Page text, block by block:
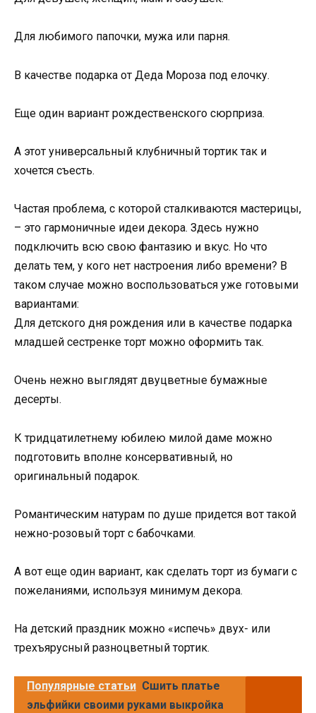
Для любимого папочки, мужа или парня.
В качестве подарка от Деда Мороза под елочку.
Еще один вариант рождественского сюрприза.
А этот универсальный клубничный тортик так и
хочется съесть.
Частая проблема, с которой сталкиваются мастерицы,
– это гармоничные идеи декора. Здесь нужно
подключить всю свою фантазию и вкус. Но что
делать тем, у кого нет настроения либо времени? В
таком случае можно воспользоваться уже готовыми
вариантами:
Для детского дня рождения или в качестве подарка
младшей сестренке торт можно оформить так.
Очень нежно выглядят двуцветные бумажные
десерты.
К тридцатилетнему юбилею милой даме можно
подготовить вполне консервативный, но
оригинальный подарок.
Романтическим натурам по душе придется вот такой
нежно-розовый торт с бабочками.
А вот еще один вариант, как сделать торт из бумаги с
пожеланиями, используя минимум декора.
На детский праздник можно «испечь» двух- или
трехъярусный разноцветный тортик.
Популярные статьи Сшить платье
эльфийки своими руками выкройка